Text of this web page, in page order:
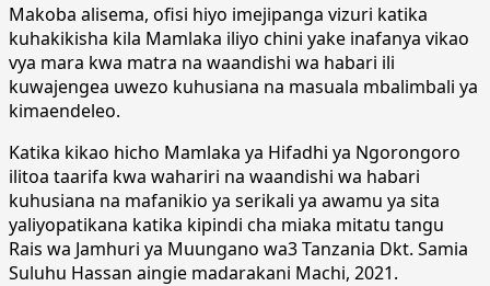
Makoba alisema, ofisi hiyo imejipanga vizuri katika
kuhakikisha kila Mamlaka iliyo chini yake inafanya vikao
vya mara kwa matra na waandishi wa habari ili
kuwajengea uwezo kuhusiana na masuala mbalimbali ya
kimaendeleo.
Katika kikao hicho Mamlaka ya Hifadhi ya Ngorongoro
ilitoa taarifa kwa wahariri na waandishi wa habari
kuhusiana na mafanikio ya serikali ya awamu ya sita
yaliyopatikana katika kipindi cha miaka mitatu tangu
Rais wa Jamhuri ya Muungano wa3 Tanzania Dkt. Samia
Suluhu Hassan aingie madarakani Machi, 2021.